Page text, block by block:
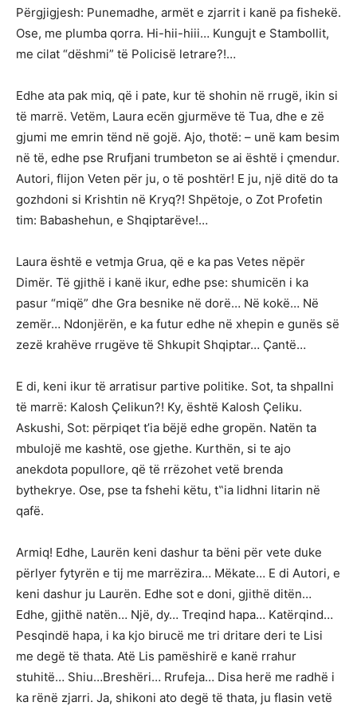
Përgjigjesh: Punemadhe, armët e zjarrit i kanë pa fishekë.
Ose, me plumba qorra. Hi-hii-hiii… Kungujt e Stambollit,
me cilat “dëshmi” të Policisë letrare?!…
Edhe ata pak miq, që i pate, kur të shohin në rrugë, ikin si
të marrë. Vetëm, Laura ecën gjurmëve të Tua, dhe e zë
gjumi me emrin tënd në gojë. Ajo, thotë: – unë kam besim
në të, edhe pse Rrufjani trumbeton se ai është i çmendur.
Autori, flijon Veten për ju, o të poshtër! E ju, një ditë do ta
gozhdoni si Krishtin në Kryq?! Shpëtoje, o Zot Profetin
tim: Babashehun, e Shqiptarëve!…
Laura është e vetmja Grua, që e ka pas Vetes nëpër
Dimër. Të gjithë i kanë ikur, edhe pse: shumicën i ka
pasur “miqë” dhe Gra besnike në dorë… Në kokë… Në
zemër… Ndonjërën, e ka futur edhe në xhepin e gunës së
zezë krahëve rrugëve të Shkupit Shqiptar… Çantë…
E di, keni ikur të arratisur partive politike. Sot, ta shpallni
të marrë: Kalosh Ҫelikun?! Ky, është Kalosh Ҫeliku.
Askushi, Sot: përpiqet t’ia bëjë edhe gropën. Natën ta
mbulojë me kashtë, ose gjethe. Kurthën, si te ajo
anekdota popullore, që të rrëzohet vetë brenda
bythekrye. Ose, pse ta fshehi këtu, t‟ia lidhni litarin në
qafë.
Armiq! Edhe, Laurën keni dashur ta bëni për vete duke
përlyer fytyrën e tij me marrëzira… Mëkate… E di Autori, e
keni dashur ju Laurën. Edhe sot e doni, gjithë ditën…
Edhe, gjithë natën… Një, dy… Treqind hapa… Katërqind…
Pesqindë hapa, i ka kjo birucë me tri dritare deri te Lisi
me degë të thata. Atë Lis pamëshirë e kanë rrahur
stuhitë… Shiu…Breshëri… Rrufeja… Disa herë me radhë i
ka rënë zjarri. Ja, shikoni ato degë të thata, ju flasin vetë